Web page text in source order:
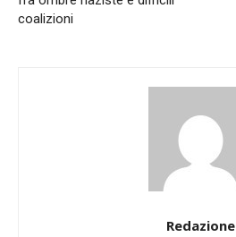
coalizioni
Redazione